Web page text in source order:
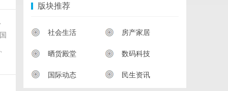
版块推荐
社会生活 房产家居
晒货殿堂 数码科技
国际动态 民生资讯